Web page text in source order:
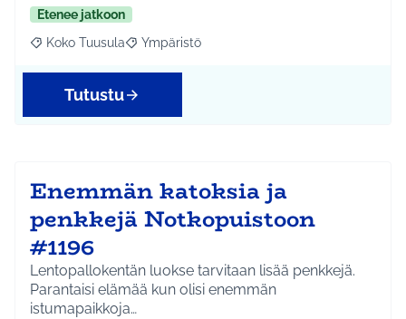
Etenee jatkoon
Rajaa tulokset aihepiirin mukaan: Koko Tuusula
Koko Tuusula Rajaa tulokset teeman mukaan: Ympäristö
Ympäristö
Tutustu
Enemmän katoksia ja
penkkejä Notkopuistoon
#1196
Lentopallokentän luokse tarvitaan lisää penkkejä.
Parantaisi elämää kun olisi enemmän
istumapaikkoja…